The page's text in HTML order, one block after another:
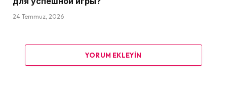
24 Temmuz, 2026
YORUM EKLEYIN